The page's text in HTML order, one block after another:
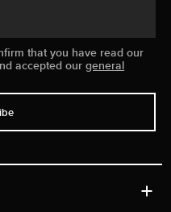
that you have read our
accepted ourgeneral